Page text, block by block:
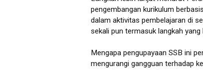
pengembangan kurikulum
dalam aktivitas pembelajaran di
sekali pun termasuk langkah yang
Mengapa pengupayaan SSB ini
mengurangi gangguan terhadap